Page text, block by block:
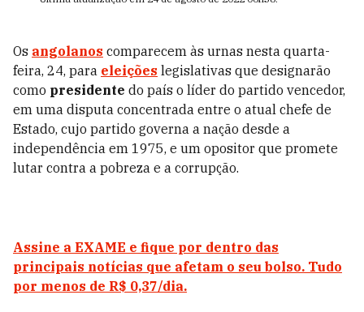
Os angolanos comparecem às urnas nesta quarta-
feira, 24, para eleições legislativas que designarão
como presidente do país o líder do partido vencedor,
em uma disputa concentrada entre o atual chefe de
Estado, cujo partido governa a nação desde a
independência em 1975, e um opositor que promete
lutar contra a pobreza e a corrupção.
Assine a EXAME e fique por dentro das
principais notícias que afetam o seu bolso. Tudo
por menos de R$ 0,37/dia.